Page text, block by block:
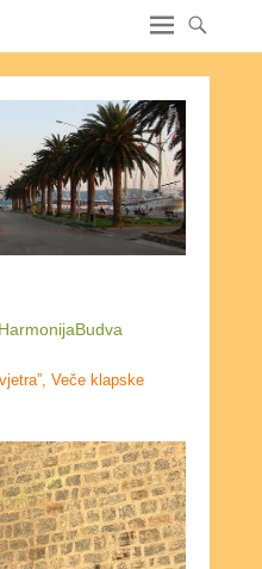
HarmonijaBudva
Veče klapske